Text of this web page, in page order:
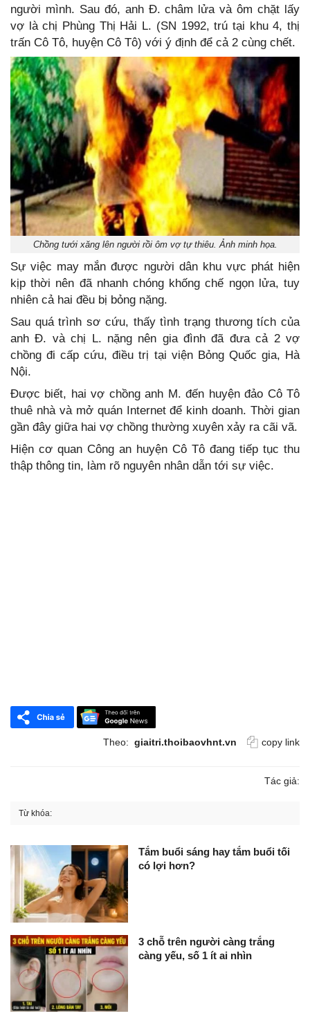
người mình. Sau đó, anh Đ. châm lửa và ôm chặt lấy
vợ là chị Phùng Thị Hải L. (SN 1992, trú tại khu 4, thị
trấn Cô Tô, huyện Cô Tô) với ý định để cả 2 cùng chết.
Chồng tưới xăng lên người rồi ôm vợ tự thiêu. Ảnh minh họa.
Sự việc may mắn được người dân khu vực phát hiện
kịp thời nên đã nhanh chóng khống chế ngọn lửa, tuy
nhiên cả hai đều bị bỏng nặng.
Sau quá trình sơ cứu, thấy tình trạng thương tích của
anh Đ. và chị L. nặng nên gia đình đã đưa cả 2 vợ
chồng đi cấp cứu, điều trị tại viện Bỏng Quốc gia, Hà
Nội.
Được biết, hai vợ chồng anh M. đến huyện đảo Cô Tô
thuê nhà và mở quán Internet để kinh doanh. Thời gian
gần đây giữa hai vợ chồng thường xuyên xảy ra cãi vã.
Hiện cơ quan Công an huyện Cô Tô đang tiếp tục thu
thập thông tin, làm rõ nguyên nhân dẫn tới sự việc.
Theo: giaitri.thoibaovhnt.vn copy link
Tác giả:
Từ khóa:
Tắm buổi sáng hay tắm buổi tối
có lợi hơn?
3 chỗ trên người càng trắng
càng yếu, số 1 ít ai nhìn